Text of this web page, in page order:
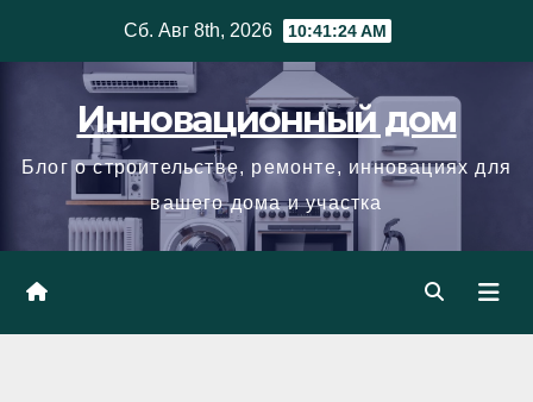
Сб. Авг 8th, 2026 10:41:25 AM
Инновационный дом
Блог о строительстве, ремонте, инновациях для
вашего дома и участка